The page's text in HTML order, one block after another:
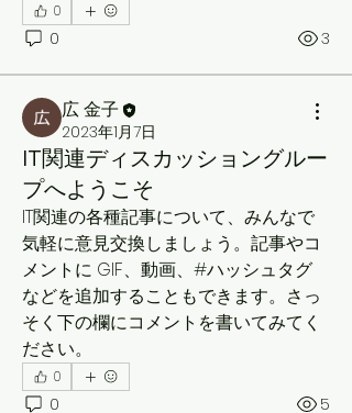
0
0 3
広 金子
2023年1月7日
IT関連ディスカッショングルー
プへようこそ
IT関連の各種記事について、みんなで
気軽に意見交換しましょう。記事やコ
メントに GIF、動画、#ハッシュタグ
などを追加することもできます。さっ
そく下の欄にコメントを書いてみてく
ださい。
0
0 5